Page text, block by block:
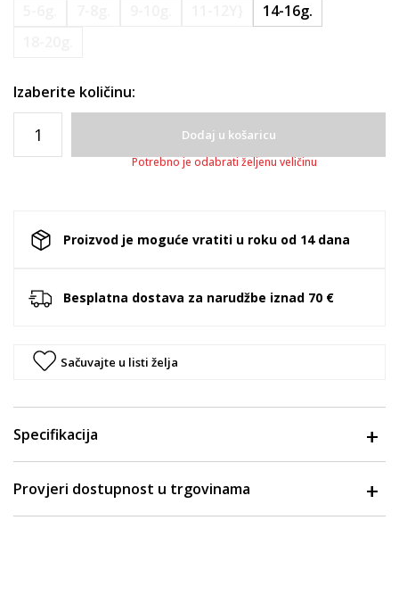
14-16g.
Izaberite količinu:
Dodaj u košaricu
Potrebno je odabrati željenu veličinu
Proizvod je moguće vratiti u roku od 14 dana
Besplatna dostava za narudžbe iznad 70 €
Sačuvajte u listi želja
Specifikacija
Provjeri dostupnost u trgovinama